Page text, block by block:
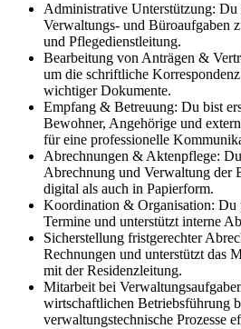
Administrative Unterstützung: Du
Verwaltungs- und Büroaufgaben
und Pflegedienstleitung.
Bearbeitung von Anträgen &
um die schriftliche
wichtiger Dokumente.
Empfang & Betreuung: Du bist
Bewohner, Angehörige und
für eine professionelle
Abrechnungen & Aktenpflege:
Abrechnung und Verwaltung der
digital als auch in Papierform.
Koordination & Organisation: Du
Termine und unterstützt interne
Sicherstellung fristgerechter
Rechnungen und unterstützt das
mit der Residenzleitung.
Mitarbeit bei
wirtschaftlichen Betriebsführung
verwaltungstechnische Prozesse